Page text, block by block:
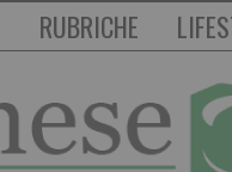
RUBRICHE